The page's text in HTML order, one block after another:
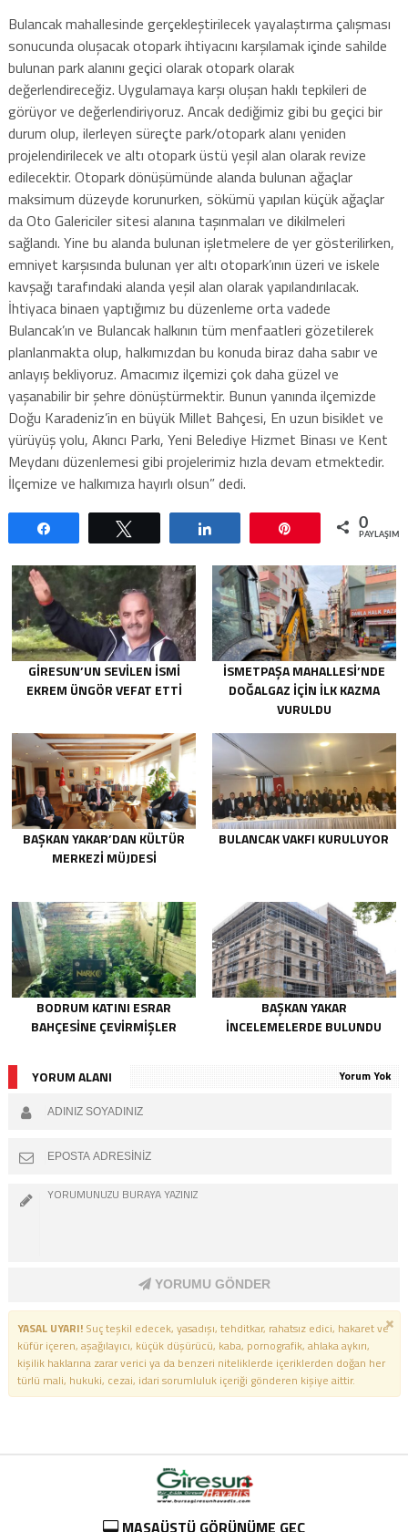
Bulancak mahallesinde gerçekleştirilecek yayalaştırma çalışması
sonucunda oluşacak otopark ihtiyacını karşılamak içinde sahilde
bulunan park alanını geçici olarak otopark olarak
değerlendireceğiz. Uygulamaya karşı oluşan haklı tepkileri de
görüyor ve değerlendiriyoruz. Ancak dediğimiz gibi bu geçici bir
durum olup, ilerleyen süreçte park/otopark alanı yeniden
projelendirilecek ve altı otopark üstü yeşil alan olarak revize
edilecektir. Otopark dönüşümünde alanda bulunan ağaçlar
maksimum düzeyde korunurken, sökümü yapılan küçük ağaçlar
da Oto Galericiler sitesi alanına taşınmaları ve dikilmeleri
sağlandı. Yine bu alanda bulunan işletmelere de yer gösterilirken,
emniyet karşısında bulunan yer altı otopark’ının üzeri ve iskele
kavşağı tarafındaki alanda yeşil alan olarak yapılandırılacak.
İhtiyaca binaen yaptığımız bu düzenleme orta vadede
Bulancak’ın ve Bulancak halkının tüm menfaatleri gözetilerek
planlanmakta olup, halkımızdan bu konuda biraz daha sabır ve
anlayış bekliyoruz. Amacımız ilçemizi çok daha güzel ve
yaşanabilir bir şehre dönüştürmektir. Bunun yanında ilçemizde
Doğu Karadeniz’in en büyük Millet Bahçesi, En uzun bisiklet ve
yürüyüş yolu, Akıncı Parkı, Yeni Belediye Hizmet Binası ve Kent
Meydanı düzenlemesi gibi projelerimiz hızla devam etmektedir.
İlçemize ve halkımıza hayırlı olsun” dedi.
0
GIRESUN’UN SEVILEN İSMI
EKREM ÜNGÖR VEFAT ETTI
İSMETPAŞA MAHALLESI’NDE
DOĞALGAZ IÇIN ILK KAZMA
VURULDU
BAŞKAN YAKAR’DAN KÜLTÜR
MERKEZI MÜJDESI
BULANCAK VAKFI KURULUYOR
BODRUM KATINI ESRAR
BAHÇESINE ÇEVIRMIŞLER
BAŞKAN YAKAR
INCELEMELERDE BULUNDU
YORUM ALANI Yorum Yok
YORUMU GÖNDER
YASAL UYARI!Suç teşkil edecek, yasadışı, tehditkar, rahatsız edici, hakaret ve
küfür içeren, aşağılayıcı, küçük düşürücü, kaba, pornografik, ahlaka aykırı,
kişilik haklarına zarar verici ya da benzeri niteliklerde içeriklerden doğan her
türlü mali, hukuki, cezai, idari sorumluluk içeriği gönderen kişiye aittir.
MASAÜSTÜ GÖRÜNÜME GEÇ